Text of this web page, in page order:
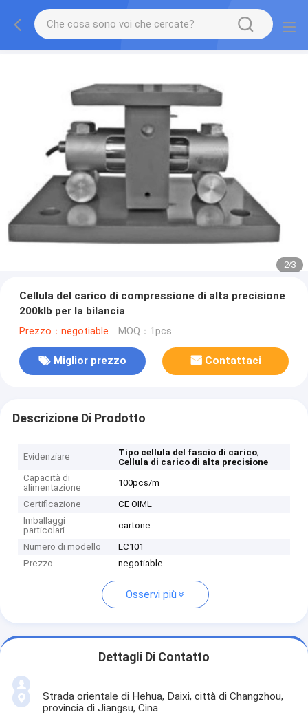
2/3
Cellula del carico di compressione di alta precisione
200klb per la bilancia
Prezzo：negotiable MOQ：1pcs
Miglior prezzo Contattaci
Descrizione Di Prodotto
Evidenziare Tipo cellula del fascio di carico,
Cellula di carico di alta precisione
Capacità di
alimentazione
100pcs/m
Certificazione
CE OIML
Imballaggi
particolari
cartone
Numero di modello
LC101
Prezzo
negotiable
Osservi più
Dettagli Di Contatto
Strada orientale di Hehua, Daixi, città di Changzhou,
provincia di Jiangsu, Cina